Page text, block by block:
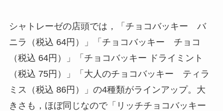
シャトレーゼの店頭では，「チョコバッキー バ
ニラ（税込 64円）」「チョコバッキー チョコ
（税込 64円）」「チョコバッキー ドライミント
（税込 75円）」「大人のチョコバッキー ティラ
ミス（税込 86円）」の4種類がラインアップ。大
きさも，ほぼ同じなので「リッチチョコバッキー